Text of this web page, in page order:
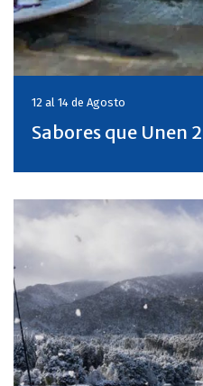
12 al 14 de Agosto
Sabores que Unen